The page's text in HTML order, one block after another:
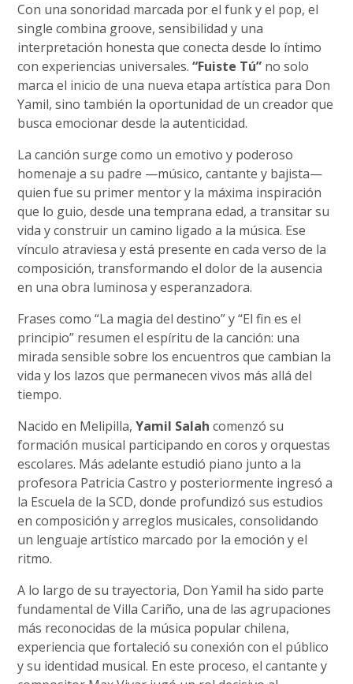
Con una sonoridad marcada por el funk y el pop, el
single combina groove, sensibilidad y una
interpretación honesta que conecta desde lo íntimo
con experiencias universales.“Fuiste Tú” no solo
marca el inicio de una nueva etapa artística para Don
Yamil, sino también la oportunidad de un creador que
busca emocionar desde la autenticidad.
La canción surge como un emotivo y poderoso
homenaje a su padre —músico, cantante y bajista—
quien fue su primer mentor y la máxima inspiración
que lo guio, desde una temprana edad, a transitar su
vida y construir un camino ligado a la música. Ese
vínculo atraviesa y está presente en cada verso de la
composición, transformando el dolor de la ausencia
en una obra luminosa y esperanzadora.
Frases como “La magia del destino” y “El fin es el
principio” resumen el espíritu de la canción: una
mirada sensible sobre los encuentros que cambian la
vida y los lazos que permanecen vivos más allá del
tiempo.
Nacido en Melipilla,Yamil Salah comenzó su
formación musical participando en coros y orquestas
escolares. Más adelante estudió piano junto a la
profesora Patricia Castro y posteriormente ingresó a
la Escuela de la SCD, donde profundizó sus estudios
en composición y arreglos musicales, consolidando
un lenguaje artístico marcado por la emoción y el
ritmo.
A lo largo de su trayectoria, Don Yamil ha sido parte
fundamental de Villa Cariño, una de las agrupaciones
más reconocidas de la música popular chilena,
experiencia que fortaleció su conexión con el público
y su identidad musical. En este proceso, el cantante y